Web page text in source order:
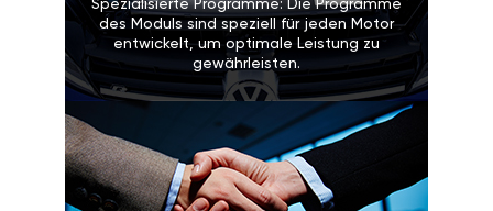
Spezialisierte Programme: Die Programme
des Moduls sind speziell für jeden Motor
entwickelt, um optimale Leistung zu
gewährleisten.